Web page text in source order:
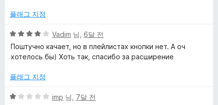
점
1
점
플래그 지정
5
점
만
에
점
Vadim 님, 6달 전
Поштучно качает, но в плейлистах кнопки нет. А оч
хотелось бы) Хоть так, спасибо за расширение
플래그 지정
5
imp 님, 7달 전